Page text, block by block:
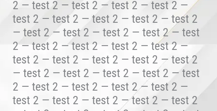
2 — test 2 — test 2 — test 2 — test 2 —
test 2 — test 2 — test 2 — test 2 — test 2
— test 2 — test 2 — test 2 — test 2 — test
2 — test 2 — test 2 — test 2 — test 2 —
test 2 — test 2 — test 2 — test 2 — test 2
— test 2 — test 2 — test 2 — test 2 — test
2 — test 2 — test 2 — test 2 — test 2 —
test 2 — test 2 — test 2 — test 2 — test 2